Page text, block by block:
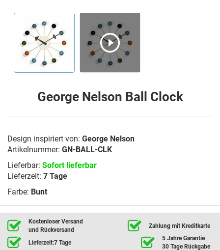
George Nelson Ball Clock
Design inspiriert von: George Nelson
Artikelnummer: GN-BALL-CLK
Lieferbar: Sofort lieferbar
Lieferzeit: 7 Tage
Farbe: Bunt
Kostenloser Versand
und Rückversand
Zahlung mit Kreditkarte
Lieferzeit:7 Tage
5 Jahre Garantie
30 Tage Rückgabe